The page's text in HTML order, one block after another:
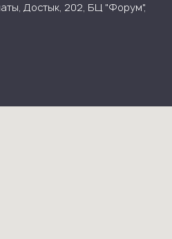
Достык, 202, БЦ "Форум",